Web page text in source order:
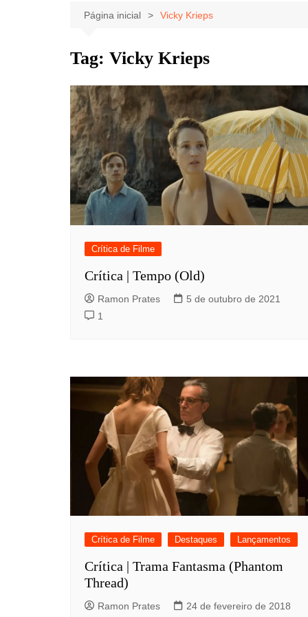
Celebridades
Música
Notícias
Clássicos
Página inicial Vicky Krieps
Tag: Vicky Krieps
Crítica de Filme
Crítica | Tempo (Old)
Ramon Prates
5 de outubro de 2021
1
Crítica de Filme Destaques Lançamentos
Crítica | Trama Fantasma (Phantom
Thread)
Ramon Prates 24 de fevereiro de 2018